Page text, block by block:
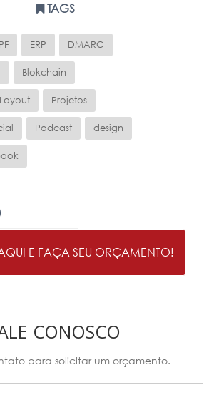
TAGS
ERP DMARC
Blokchain
Layout Projetos
Podcast design
E FAÇA SEU ORÇAMENTO!
CONOSCO
para solicitar um orçamento.